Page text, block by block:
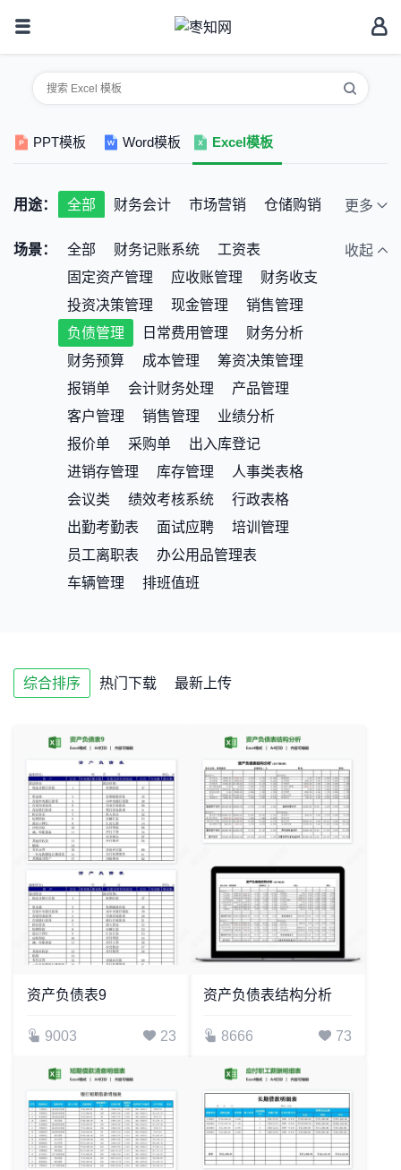
PPT模板 Word模板 Excel模板
用途： 全部 财务会计 市场营销
仓储购销
教育培训
公司预算 其它
更多
场景： 全部 财务记账系统
工资表
固定资产管理
应收账管理
财务收支
投资决策管理
现金管理
销售管理
负债管理
日常费用管理
财务分析
财务预算
成本管理
筹资决策管理
报销单
会计财务处理
产品管理
客户管理
销售管理
业绩分析
报价单
采购单
出入库登记
进销存管理
库存管理
人事类表格
会议类
绩效考核系统
行政表格
出勤考勤表
面试应聘
培训管理
员工离职表
办公用品管理表
车辆管理
排班值班
收起
综合排序 热门下载 最新上传
资产负债表9
9003 23
资产负债表结构分析
8666 73